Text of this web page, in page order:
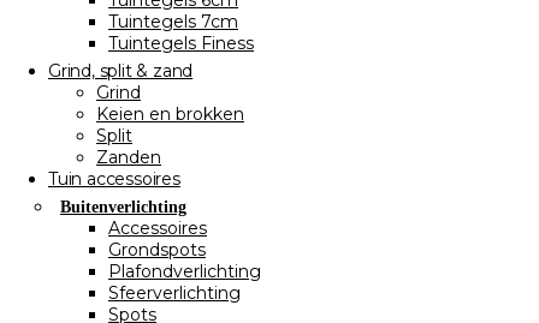
Tuintegels 7cm
Tuintegels Finess
Grind, split & zand
Grind
Keien en brokken
Split
Zanden
Tuin accessoires
Buitenverlichting
Accessoires
Grondspots
Plafondverlichting
Sfeerverlichting
Spots